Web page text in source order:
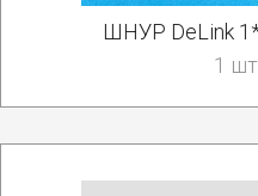
ШНУР DeLink
1